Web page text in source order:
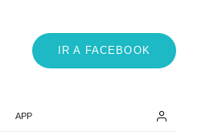
IR A FACEBOOK
APP